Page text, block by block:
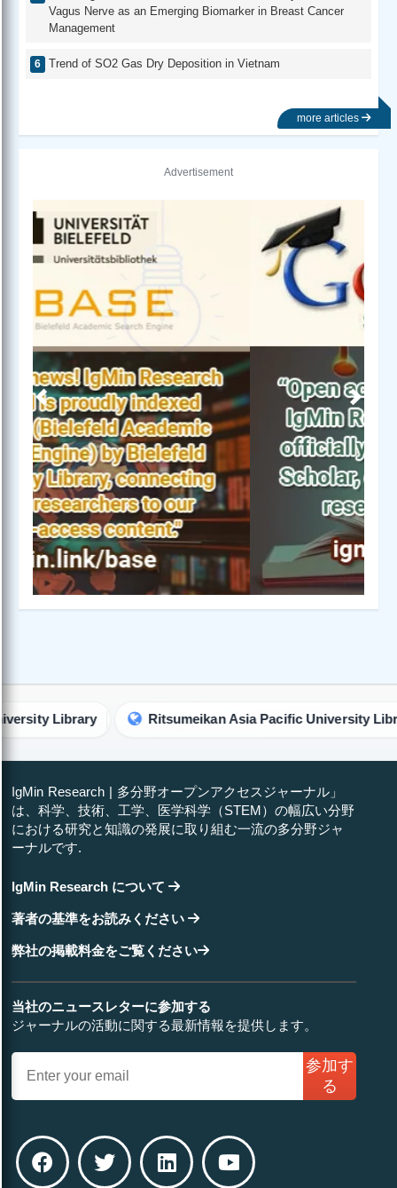
Vagus Nerve as an Emerging Biomarker in Breast Cancer
Management
Trend of SO2 Gas Dry Deposition in Vietnam
more articles
Advertisement
Previous Next
Library Ritsumeikan Asia Pacific University Library
IgMin Research | 多分野オープンアクセスジャーナル」
は、科学、技術、工学、医学科学（STEM）の幅広い分野
における研究と知識の発展に取り組む一流の多分野ジャ
ーナルです.
IgMin Research について
著者の基準をお読みください
弊社の掲載料金をご覧ください
当社のニュースレターに参加する
ジャーナルの活動に関する最新情報を提供します。
参加す
る